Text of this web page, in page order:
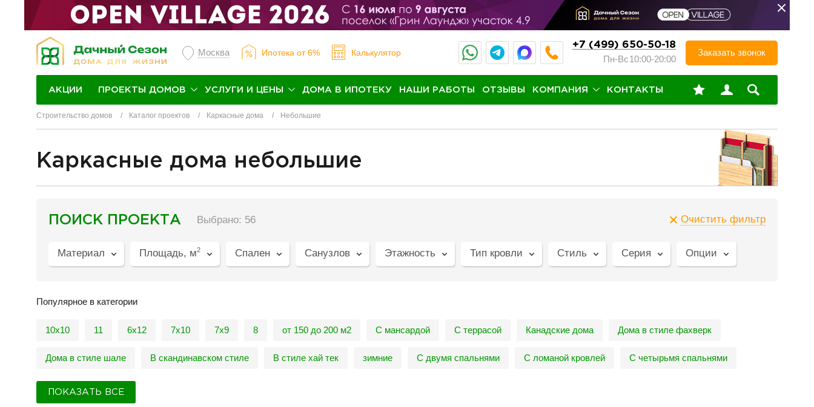
Москва Ипотека от 6% Калькулятор
+7 (499) 650-50-18
Пн-Вс10:00-20:00
Заказать звонок
АКЦИИ ПРОЕКТЫ ДОМОВ УСЛУГИ И ЦЕНЫ ДОМА В ИПОТЕКУ НАШИ РАБОТЫ ОТЗЫВЫ КОМПАНИЯ КОНТАКТЫ
Строительство домов Каталог проектов Каркасные дома Небольшие
Каркасные дома небольшие
ПОИСК ПРОЕКТА Выбрано: 56 Очистить фильтр
Материал Площадь, м2 Спален Санузлов Этажность Тип кровли Стиль Серия Опции
Популярное в категории
10х10 11 6x12 7x10 7х9 8 от 150 до 200 м2 С мансардой С террасой Канадские дома Дома в стиле фахверк
Дома в стиле шале В скандинавском стиле В стиле хай тек зимние С двумя спальнями С ломаной кровлей С четырьмя спальнями
ПОКАЗАТЬ ВСЕ